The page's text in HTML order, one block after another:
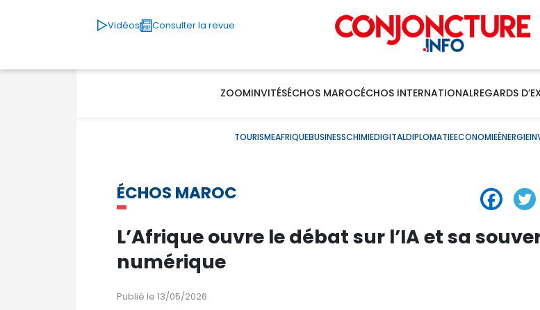
Vidéos Consulter la revue
ZOOMINVITÉSÉCHOS MAROCÉCHOS INTERNATIONALREGARDS
TOURISMEAFRIQUEBUSINESSCHIMIEDIGITALDIPLOMATIEECONOMIEÉNERGIE
ÉCHOS MAROC
L’Afrique ouvre le débat sur l’IA et sa
numérique
Publié le 13/05/2026